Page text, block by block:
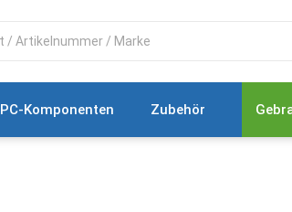
PC-Komponenten Zubehör